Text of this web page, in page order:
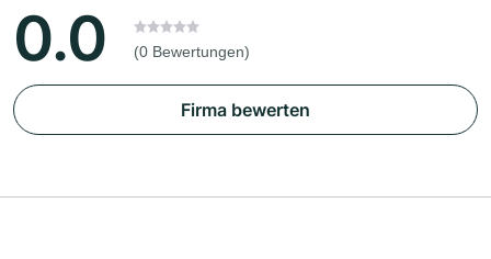
0.0 (0 Bewertungen)
Firma bewerten